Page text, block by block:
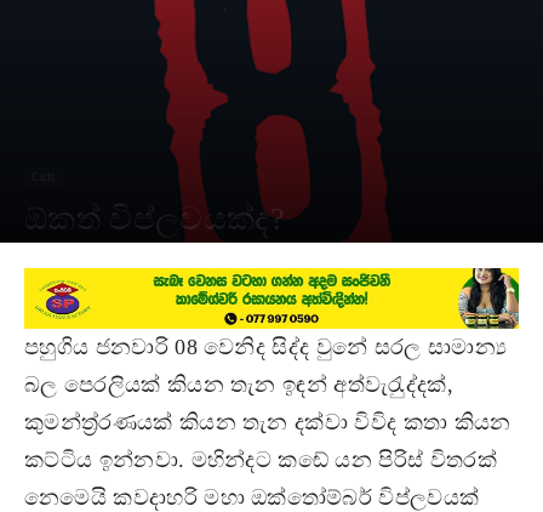
ඕකත් විප්ලවයක්ද?
පහුගිය ජනවාරි 08 වෙනිද සිද්ද වුනේ සරල සාමාන්‍ය
බල පෙරලියක් කියන තැන ඉඳන් අත්වැරැුද්දක්,
කුමන්ත‍්‍ර‍්‍රණයක් කියන තැන දක්වා විවිද කතා කියන
කට්ටිය ඉන්නවා. මහින්දට කඬේ යන පිරිස් විතරක්
නෙමෙයි කවදාහරි මහා ඔක්තෝම්බර් විප්ලවයක්